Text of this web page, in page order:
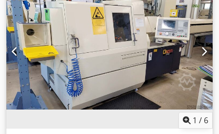
1 / 6